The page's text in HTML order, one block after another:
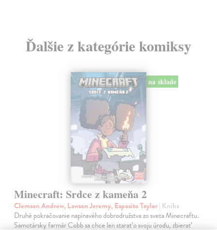
Ďalšie z kategórie komiksy
na sklade
Minecraft: Srdce z kameňa 2
Clemson Andrew, Lawson Jeremy, Esposito Taylor| Kniha
Druhé pokračovanie napínavého dobrodružstva zo sveta Minecraftu.
Samotársky farmár Cobb sa chce len starať o svoju úrodu, zbierať